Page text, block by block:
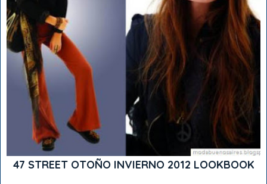
47 STREET OTOÑO INVIERNO 2012 LOOKBOOK